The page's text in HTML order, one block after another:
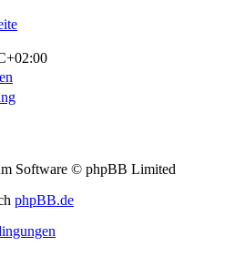
Software © phpBB Limited
phpBB.de